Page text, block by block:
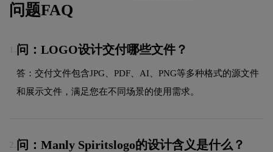
问题FAQ
问：LOGO设计交付哪些文件？
答：交付文件包含JPG、PDF、AI、PNG等多种格式的源文件
和展示文件，满足您在不同场景的使用需求。
2. 问：Manly Spiritslogo的设计含义是什么？